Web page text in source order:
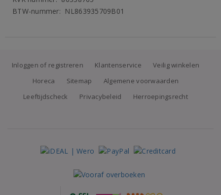
BTW-nummer: NL863935709B01
Inloggen of registreren Klantenservice
Veilig winkelen
Horeca
Sitemap
Algemene voorwaarden
Leeftijdscheck
Privacybeleid Herroepingsrecht